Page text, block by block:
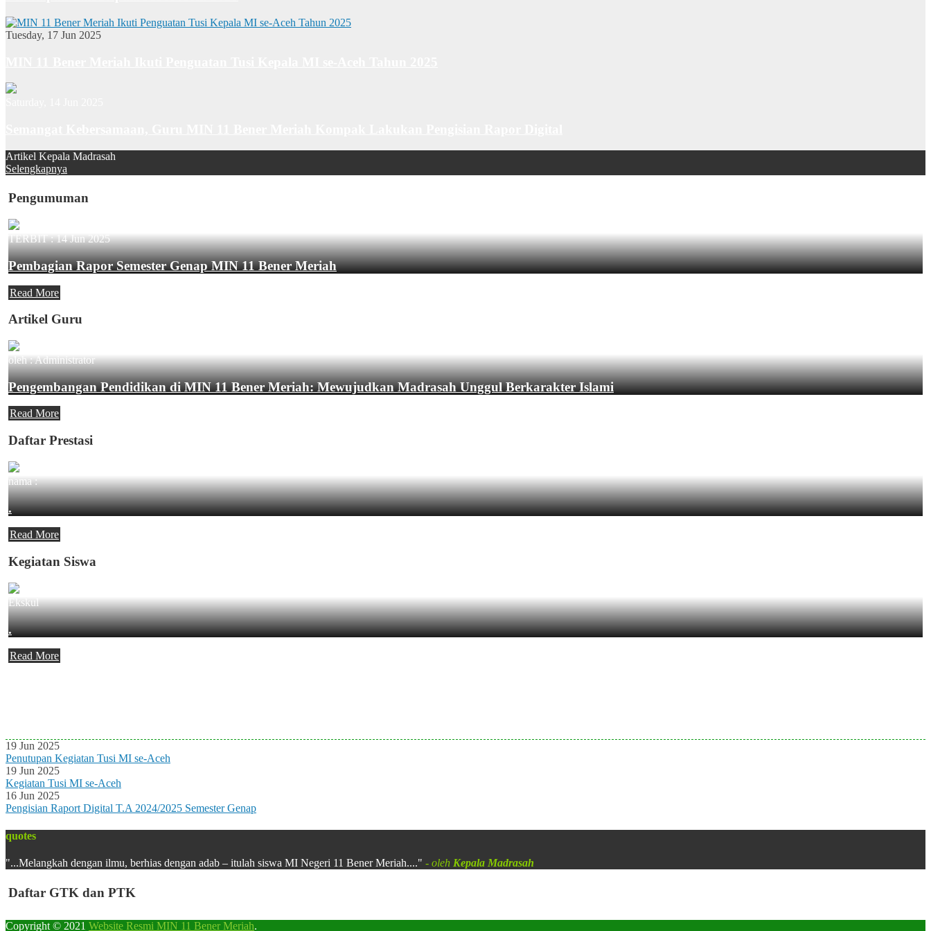
Tuesday, 17 Jun 2025
Artikel Kepala Madrasah
Selengkapnya
Pengumuman
TERBIT :14 Jun 2025
Pembagian Rapor Semester Genap MIN 11 Bener Meriah
Read More
Artikel Guru
oleh : Administrator
Pengembangan Pendidikan di MIN 11 Bener Meriah: Mewujudkan Madrasah Unggul Berkarakter Islami
Read More
Daftar Prestasi
nama :
.
Read More
Kegiatan Siswa
Ekskul
.
Read More
19 Jun 2025
Penutupan Kegiatan Tusi MI se-Aceh
19 Jun 2025
Kegiatan Tusi MI se-Aceh
16 Jun 2025
Pengisian Raport Digital T.A 2024/2025 Semester Genap
quotes
"...Melangkah dengan ilmu, berhias dengan adab – itulah siswa MI Negeri 11 Bener Meriah...." - oleh Kepala Madrasah
Daftar GTK dan PTK
Copyright © 2021 Website Resmi MIN 11 Bener Meriah.